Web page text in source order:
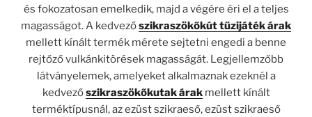
és fokozatosan emelkedik, majd a végére éri el a teljes
magasságot. A kedvezőszikraszökőkút tűzijáték árak
mellett kínált termék mérete sejtetni engedi a benne
rejtőző vulkánkitörések magasságát. Legjellemzőbb
látványelemek, amelyeket alkalmaznak ezeknél a
kedvezőszikraszökőkutak árakmellett kínált
terméktípusnál, az ezüst szikraeső, ezüst szikraeső